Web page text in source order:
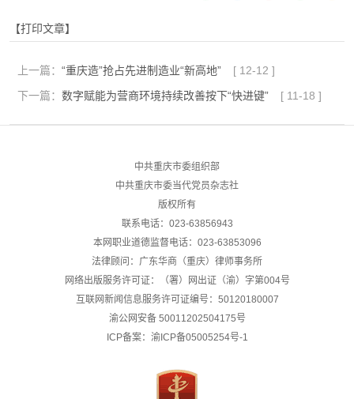
【打印文章】
上一篇： “重庆造”抢占先进制造业“新高地” [ 12-12 ]
下一篇： 数字赋能为营商环境持续改善按下“快进键” [ 11-18 ]
中共重庆市委组织部
中共重庆市委当代党员杂志社
版权所有
联系电话：023-63856943
本网职业道德监督电话：023-63853096
法律顾问：广东华商（重庆）律师事务所
网络出版服务许可证：（署）网出证（渝）字第004号
互联网新闻信息服务许可证编号：50120180007
渝公网安备 50011202504175号
ICP备案：渝ICP备05005254号-1